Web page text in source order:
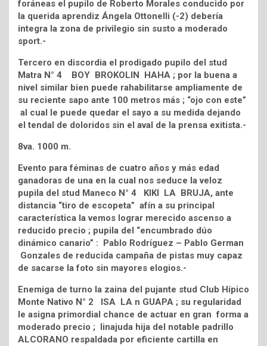
foráneas el pupilo de Roberto Morales conducido por
la querida aprendiz Ángela Ottonelli (-2) debería
integra la zona de privilegio sin susto a moderado
sport.-
Tercero en discordia el prodigado pupilo del stud
Matra N° 4 BOY BROKOLIN HAHA ; por la buena a
nivel similar bien puede rahabilitarse ampliamente de
su reciente sapo ante 100 metros más ; “ojo con este”
al cual le puede quedar el sayo a su medida dejando
el tendal de doloridos sin el aval de la prensa exitista.-
8va. 1000 m.
Evento para féminas de cuatro años y más edad
ganadoras de una en la cual nos seduce la veloz
pupila del stud Maneco N° 4 KIKI LA BRUJA, ante
distancia “tiro de escopeta” afín a su principal
característica la vemos lograr merecido ascenso a
reducido precio ; pupila del “encumbrado dúo
dinámico canario” : Pablo Rodríguez – Pablo German
Gonzales de reducida campaña de pistas muy capaz
de sacarse la foto sin mayores elogios.-
Enemiga de turno la zaina del pujante stud Club Hípico
Monte Nativo N° 2 ISA LA n GUAPA ; su regularidad
le asigna primordial chance de actuar en gran forma a
moderado precio ; linajuda hija del notable padrillo
ALCORANO respaldada por eficiente cartilla en